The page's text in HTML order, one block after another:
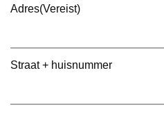
Adres(Vereist)
Straat + huisnummer